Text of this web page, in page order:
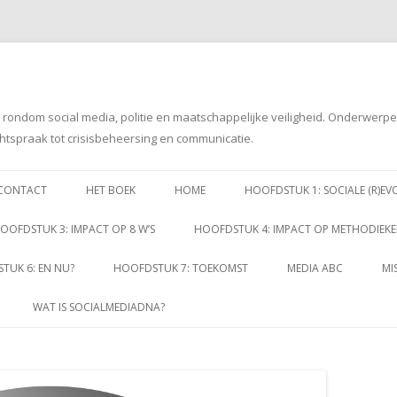
social media, politie en maatschappelijke veiligheid.
tot crisisbeheersing en communicatie.
naar
HET BOEK HOME HOOFDSTUK 1: SOCIALE
3: IMPACT OP 8 W’S HOOFDSTUK 4: IMPACT OP
6: EN NU? HOOFDSTUK 7: TOEKOMST MEDIA ABC
WAT IS SOCIALMEDIADNA?